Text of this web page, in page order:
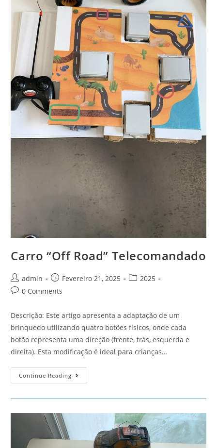
Carro “Off Road” Telecomandado
Post
author:
admin
Post
published:
Fevereiro 21, 2025
Post2025
Post0 Comments
Descrição: Este artigo apresenta a adaptação de um
brinquedo utilizando quatro botões físicos, onde cada
botão representa uma direção (frente, trás, esquerda e
direita). Esta modificação é ideal para crianças…
Continue Reading Carro
“Off